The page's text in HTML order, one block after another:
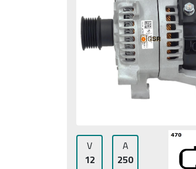
V
12
A
250